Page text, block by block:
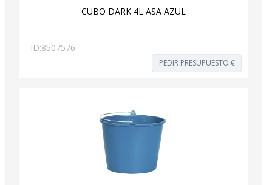
CUBO DARK 4L ASA AZUL
ID:8507576
PEDIR PRESUPUESTO €